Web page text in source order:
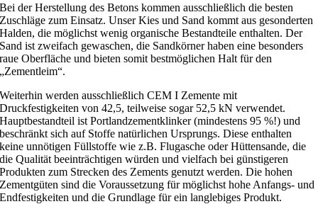
Bei der Herstellung des Betons kommen ausschließlich die besten
Zuschläge zum Einsatz. Unser Kies und Sand kommt aus gesonderten
Halden, die möglichst wenig organische Bestandteile enthalten. Der
Sand ist zweifach gewaschen, die Sandkörner haben eine besonders
raue Oberfläche und bieten somit bestmöglichen Halt für den
„Zementleim“.
Weiterhin werden ausschließlich CEM I Zemente mit
Druckfestigkeiten von 42,5, teilweise sogar 52,5 kN verwendet.
Hauptbestandteil ist Portlandzementklinker (mindestens 95 %!) und
beschränkt sich auf Stoffe natürlichen Ursprungs. Diese enthalten
keine unnötigen Füllstoffe wie z.B. Flugasche oder Hüttensande, die
die Qualität beeinträchtigen würden und vielfach bei günstigeren
Produkten zum Strecken des Zements genutzt werden. Die hohen
Zementgüten sind die Voraussetzung für möglichst hohe Anfangs- und
Endfestigkeiten und die Grundlage für ein langlebiges Produkt.